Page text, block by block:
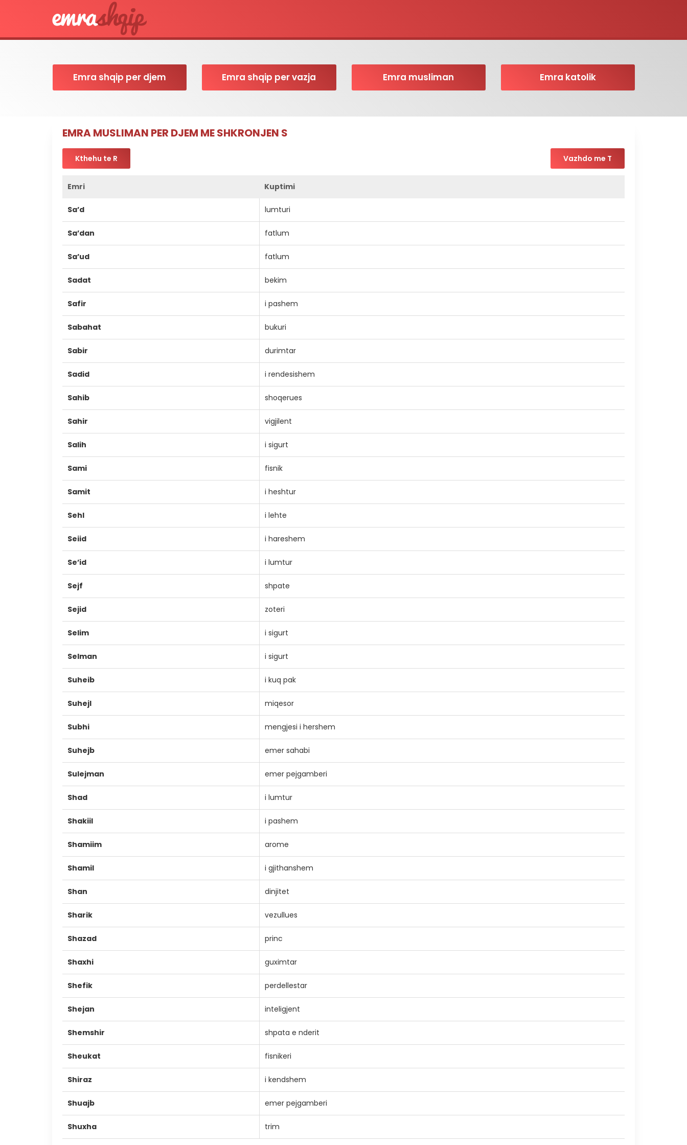
Emra shqip per djem Emra shqip per vazja Emra musliman Emra katolik
EMRA MUSLIMAN PER DJEM ME SHKRONJEN S
Kthehu te R Vazhdo me T
Emri Kuptimi
Sa’d lumturi
Sa’dan fatlum
Sa’ud fatlum
Sadat bekim
Safir i pashem
Sabahat bukuri
Sabir durimtar
Sadid i rendesishem
Sahib shoqerues
Sahir vigjilent
Salih i sigurt
Sami fisnik
Samit i heshtur
Sehl i lehte
Seiid i hareshem
Se’id i lumtur
Sejf shpate
Sejid zoteri
Selim i sigurt
Selman i sigurt
Suheib i kuq pak
Suhejl miqesor
Subhi mengjesi i hershem
Suhejb emer sahabi
Sulejman emer pejgamberi
Shad i lumtur
Shakiil i pashem
Shamiim arome
Shamil i gjithanshem
Shan dinjitet
Sharik vezullues
Shazad princ
Shaxhi guximtar
Shefik perdellestar
Shejan inteligjent
Shemshir shpata e nderit
Sheukat fisnikeri
Shiraz i kendshem
Shuajb emer pejgamberi
Shuxha trim